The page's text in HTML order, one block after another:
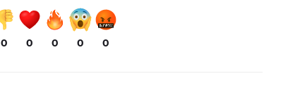
0 0 0 0 0